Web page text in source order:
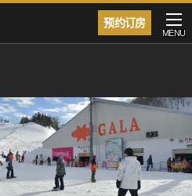
预约订房
MENU